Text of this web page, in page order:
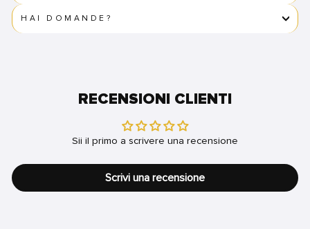
HAI DOMANDE?
RECENSIONI CLIENTI
Sii il primo a scrivere una recensione
Scrivi una recensione